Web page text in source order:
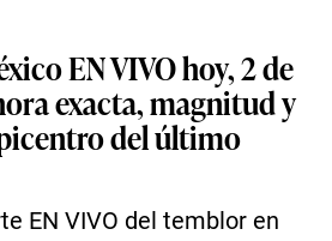
EN VIVO hoy, 2 de
exacta, magnitud y
del último
EN VIVO del temblor en